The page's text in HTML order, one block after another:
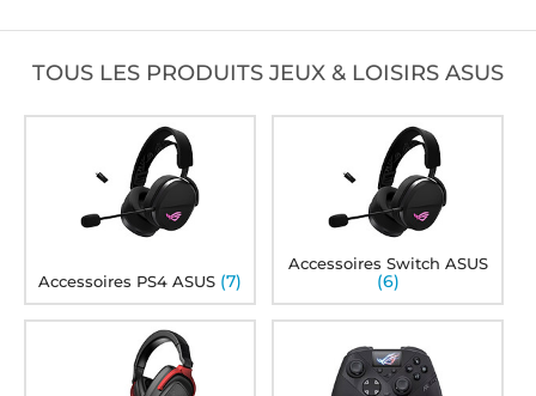
TOUS LES PRODUITS JEUX & LOISIRS ASUS
Accessoires PS4 ASUS (7)
Accessoires Switch ASUS
(6)